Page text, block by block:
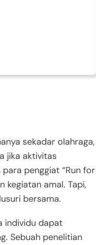
sekadar olahraga,
jika aktivitas
penggiat “Run for
kegiatan amal. Tapi,
bersama.
individu dapat
Sebuah penelitian